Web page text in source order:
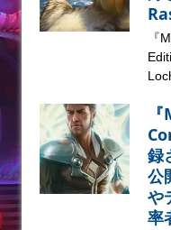
『
録
公
や
率